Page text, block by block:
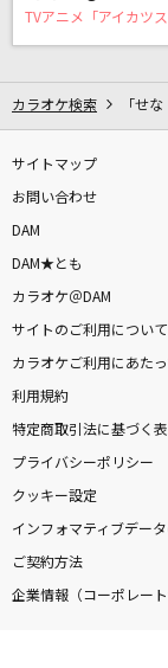
King & Prince
ケセラセラ
[生音]嘘
シド
夏色
ゆず
TVアニメ「アイカツ
カラオケ検索 「せ
サイトマップ
お問い合わせ
DAM
DAM★とも
カラオケ＠DAM
サイトのご利用について
カラオケご利用にあた
利用規約
特定商取引法に基づく
プライバシーポリシー
クッキー設定
インフォマティブデー
ご契約方法
企業情報（コーポレート